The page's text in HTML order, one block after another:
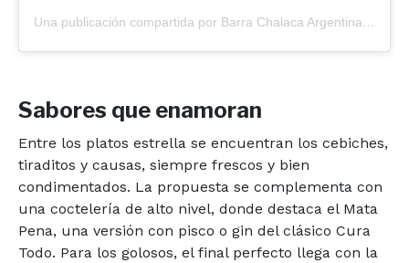
Una publicación compartida por Barra Chalaca Argentina (@barrachalacaarg)
Sabores que enamoran
Entre los platos estrella se encuentran los cebiches,
tiraditos y causas, siempre frescos y bien
condimentados. La propuesta se complementa con
una coctelería de alto nivel, donde destaca el Mata
Pena, una versión con pisco o gin del clásico Cura
Todo. Para los golosos, el final perfecto llega con la